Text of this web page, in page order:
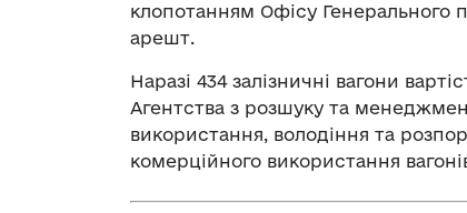
клопотанням Офісу Генерального
арешт.
Наразі 434 залізничні вагони
Агентства з розшуку та
використання, володіння та
комерційного використання